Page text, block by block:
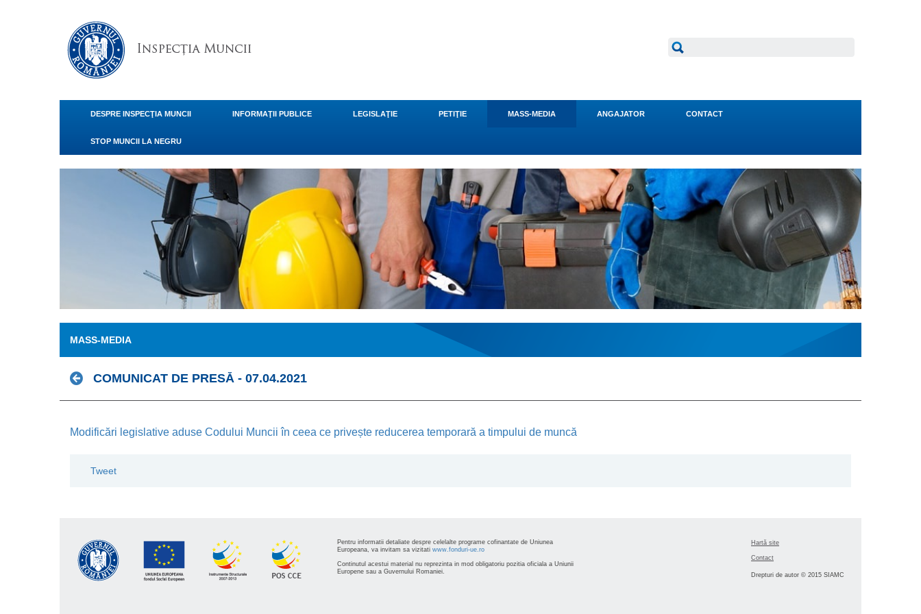
DESPRE INSPECŢIA MUNCII INFORMAŢII PUBLICE LEGISLAŢIE PETIŢIE MASS-MEDIA ANGAJATOR CONTACT
STOP MUNCII LA NEGRU
MASS-MEDIA
COMUNICAT DE PRESĂ - 07.04.2021
Modificări legislative aduse Codului Muncii în ceea ce privește reducerea temporară a timpului de muncă
Tweet
Pentru informatii detaliate despre celelalte programe cofinantate de Uniunea
Europeana, va invitam sa vizitati www.fonduri-ue.ro
Continutul acestui material nu reprezinta in mod obligatoriu pozitia oficiala a Uniunii
Europene sau a Guvernului Romaniei.
Hartă site
Contact
Drepturi de autor © 2015 SIAMC